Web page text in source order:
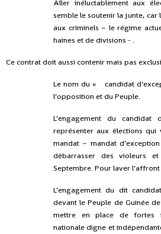
Aller inéluctablement aux
semble le soutenir la junte,
aux criminels – le régime
haines et de divisions - .
Ce contrat doit aussi contenir mais pas
Le nom du « candidat
l’opposition et du Peuple.
L’engagement du
représenter aux élections
mandat – mandat
débarrasser des violeurs
Septembre. Pour laver l’affront
L’engagement du dit
devant le Peuple de Guinée
mettre en place de fortes
nationale digne et